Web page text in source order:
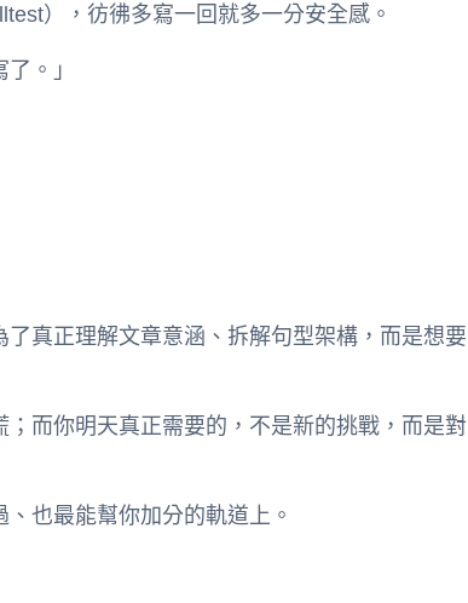
），彷彿多寫一回就多一分安全感。
。」
真正理解文章意涵、拆解句型架構，而是想要
而你明天真正需要的，不是新的挑戰，而是對
也最能幫你加分的軌道上。